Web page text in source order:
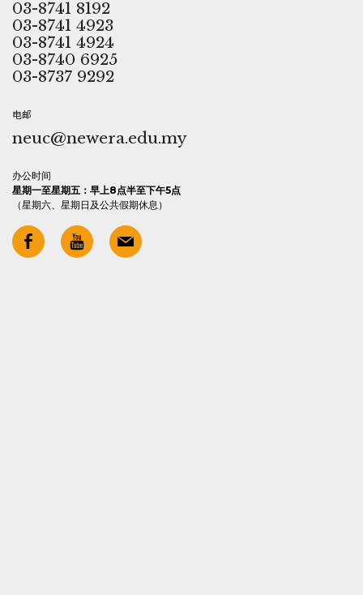
03-8741 8192
03-8741 4923
03-8741 4924
03-8740 6925
03-8737 9292
电邮
neuc@newera.edu.my
办公时间
星期一至星期五：早上8点半至下午5点
（星期六、星期日及公共假期休息）